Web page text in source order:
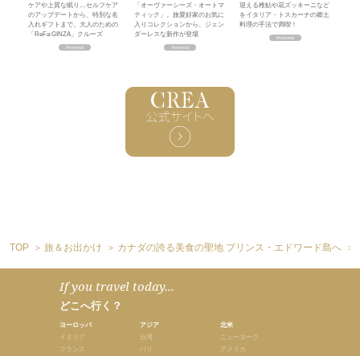
ケアや上質な眠り…セルフケア
のアップデートから、特別な名
入れギフトまで。大人のための
「ReFa GINZA」クルーズ
「オーヴァーシーズ・オートマ
ティック」。旅愛好家のお気に
入りコレクションから、ジェン
ダーレスな新作が登場
迎える稚鮎や花ズッキーニなど
をイタリア・トスカーナの郷土
料理の手法で満喫！
TOP 旅＆お出かけ カナダの誇る美食の聖地 プリンス・エドワード島へ
If you travel today...
どこへ行く？
ヨーロッパ
イタリア
フランス
アジア
台湾
バリ
北米
ニューヨーク
アメリカ